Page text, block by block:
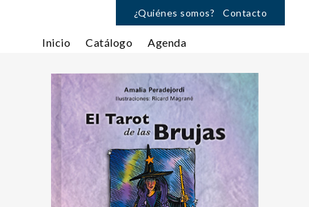
¿Quiénes somos? Contacto
Inicio Catálogo Agenda